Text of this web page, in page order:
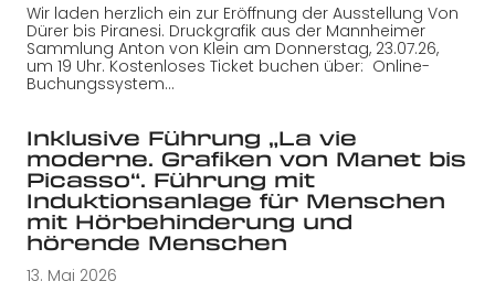
Wir laden herzlich ein zur Eröffnung der Ausstellung Von
Dürer bis Piranesi. Druckgrafik aus der Mannheimer
Sammlung Anton von Klein am Donnerstag, 23.07.26,
um 19 Uhr. Kostenloses Ticket buchen über: Online-
Buchungssystem…
Inklusive Führung „La vie
moderne. Grafiken von Manet bis
Picasso“. Führung mit
Induktionsanlage für Menschen
mit Hörbehinderung und
hörende Menschen
13. Mai 2026